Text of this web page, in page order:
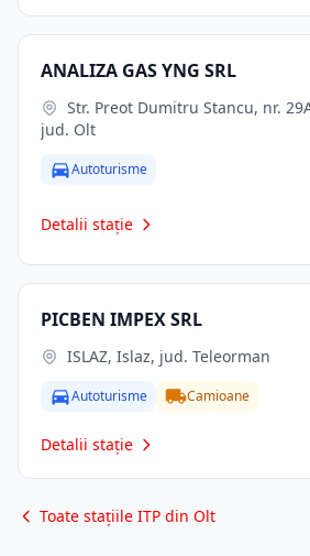
ANALIZA GAS YNG SRL
jud. Olt
Autoturisme
Detalii stație
PICBEN IMPEX SRL
ISLAZ, Islaz, jud. Teleorman
Autoturisme Camioane
Detalii stație
Toate stațiile ITP din Olt